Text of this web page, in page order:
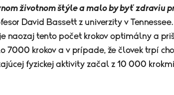
životnom štýle a malo by byť zdraviu
David Bassett z univerzity v
naozaj tento počet krokov optimálny a
7000 krokov a v prípade, že človek trpí
fyzickej aktivity začal z 10 000